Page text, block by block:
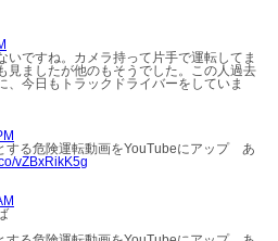
いですね。カメラ持って片手で運転してま
見ましたが他のもそうでした。この人過去
、今日もトラックドライバーをしていま
する危険運転動画をYouTubeにアップ あ
vZBxRikK5g